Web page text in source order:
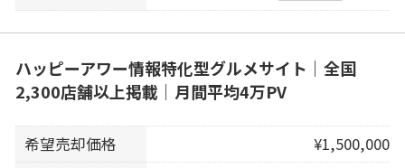
ハッピーアワー情報特化型グルメサイト｜全国
2,300店舗以上掲載｜月間平均4万PV
希望売却価格
¥1,500,000